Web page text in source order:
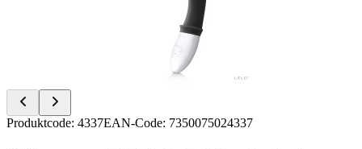
Item
Produktcode: 4337EAN-Code: 7350075024337